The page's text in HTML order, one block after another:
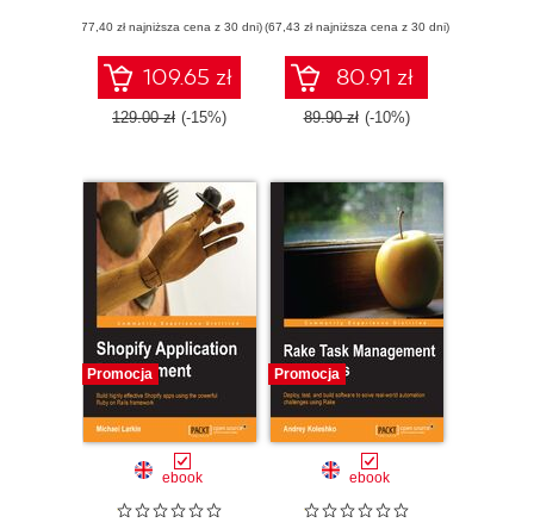
(77,40 zł najniższa cena z 30 dni)
109.65 zł
129.00 zł (-15%)
the help of real-
world scenarios
(67,43 zł najniższa cena z 30 dni)
80.91 zł
89.90 zł (-10%)
Promocja
ebook
Promocja
ebook